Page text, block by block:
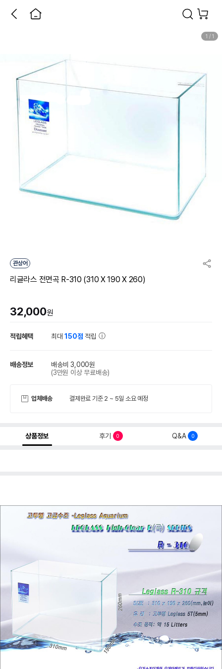
1 / 1
관상어
리글라스 전면곡 R-310 (310 X 190 X 260)
32,000원
적립혜택 최대150점 적립
배송정보
배송비 3,000원
(3만원 이상 무료배송)
업체배송 결제완료 기준 2 ~ 5일 소요 예정
상품정보 후기 0 Q&A 0